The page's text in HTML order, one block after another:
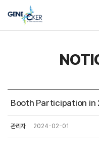
Booth Participation in
관리자 2024-02-01